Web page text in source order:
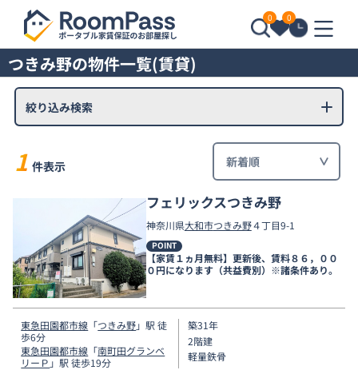
0 0
つきみ野の物件一覧(賃貸)
絞り込み検索
1 件表示
フェリックスつきみ野
神奈川県大和市つきみ野４丁目9-1
POINT
【家賃１ヵ月無料】更新後、賃料８６，００
０円になります（共益費別）※諸条件あり。
東急田園都市線 「つきみ野」駅 徒
歩6分
東急田園都市線 「南町田グランベ
リーＰ 」駅 徒歩19分
築31年
2階建
軽量鉄骨